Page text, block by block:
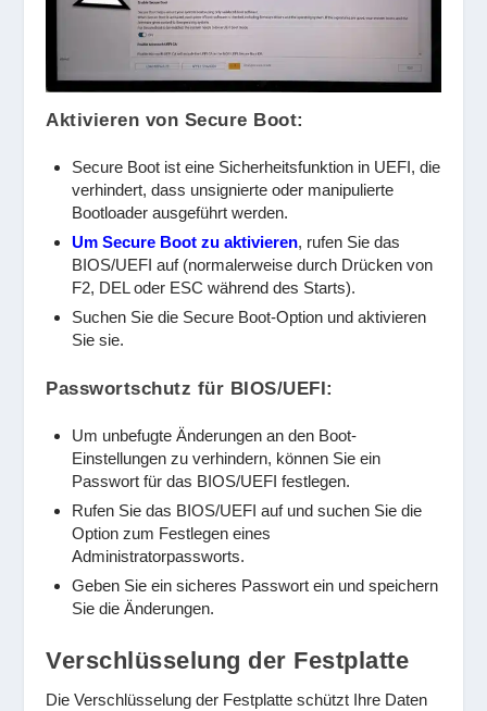
Aktivieren von Secure Boot:
Secure Boot ist eine Sicherheitsfunktion in UEFI, die
verhindert, dass unsignierte oder manipulierte
Bootloader ausgeführt werden.
Um Secure Boot zu aktivieren, rufen Sie das
BIOS/UEFI auf (normalerweise durch Drücken von
F2, DEL oder ESC während des Starts).
Suchen Sie die Secure Boot-Option und aktivieren
Sie sie.
Passwortschutz für BIOS/UEFI:
Um unbefugte Änderungen an den Boot-
Einstellungen zu verhindern, können Sie ein
Passwort für das BIOS/UEFI festlegen.
Rufen Sie das BIOS/UEFI auf und suchen Sie die
Option zum Festlegen eines
Administratorpassworts.
Geben Sie ein sicheres Passwort ein und speichern
Sie die Änderungen.
Verschlüsselung der Festplatte
Die Verschlüsselung der Festplatte schützt Ihre Daten